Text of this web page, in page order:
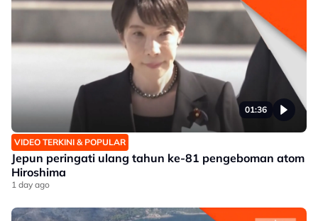
01:36
VIDEO TERKINI & POPULAR
Jepun peringati ulang tahun ke-81 pengeboman atom
Hiroshima
1 day ago